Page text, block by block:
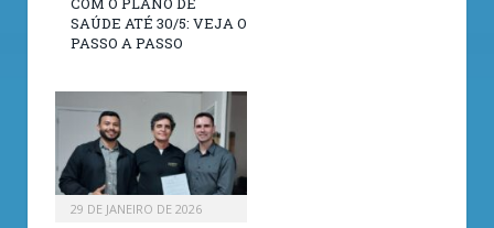
SAÚDE ATÉ 30/5: VEJA O
PASSO A PASSO
29 DE JANEIRO DE 2026